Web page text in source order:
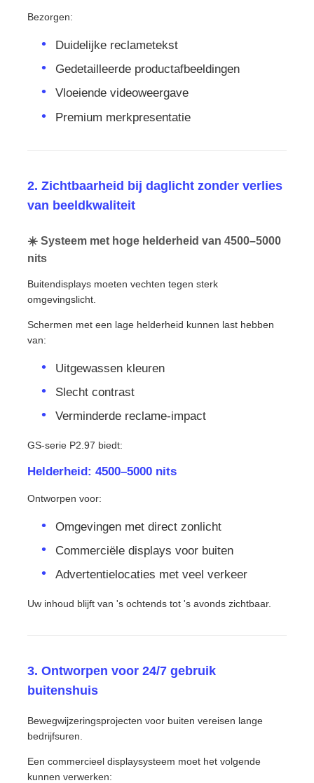
Bezorgen:
Duidelijke reclametekst
Gedetailleerde productafbeeldingen
Vloeiende videoweergave
Premium merkpresentatie
2. Zichtbaarheid bij daglicht zonder verlies
van beeldkwaliteit
☀️ Systeem met hoge helderheid van 4500–5000
nits
Buitendisplays moeten vechten tegen sterk
omgevingslicht.
Schermen met een lage helderheid kunnen last hebben
van:
Uitgewassen kleuren
Slecht contrast
Verminderde reclame-impact
GS-serie P2.97 biedt:
Helderheid: 4500–5000 nits
Ontworpen voor:
Omgevingen met direct zonlicht
Commerciële displays voor buiten
Advertentielocaties met veel verkeer
Uw inhoud blijft van 's ochtends tot 's avonds zichtbaar.
3. Ontworpen voor 24/7 gebruik
buitenshuis
Bewegwijzeringsprojecten voor buiten vereisen lange
bedrijfsuren.
Een commercieel displaysysteem moet het volgende
kunnen verwerken: